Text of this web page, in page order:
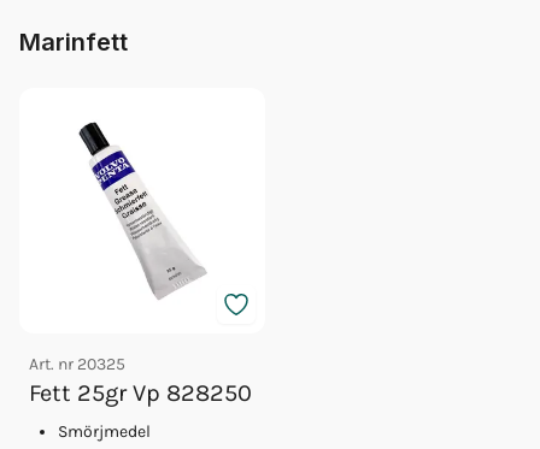
Marinfett
Art. nr 20325
Fett 25gr Vp 828250
Smörjmedel